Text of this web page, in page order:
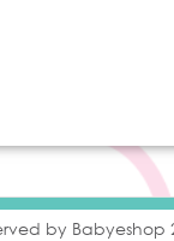
by Babyeshop